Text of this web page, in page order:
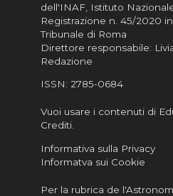
dell'INAF, Istituto
Registrazione n. 45/2020
Tribunale di Roma
Direttore responsabile:
Redazione
ISSN: 2785-0684
Vuoi usare i contenuti di
Crediti.
Informativa sulla Privacy
Informatva sui Cookie
Per la rubrica de